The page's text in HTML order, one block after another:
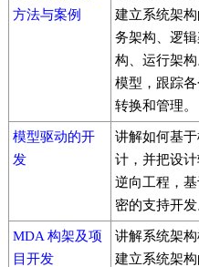
方法与案例
建立系统架
务架构、逻
构、运行架
模型，跟踪
转换和管理。
模型驱动的开
发
讲解如何基
计，并把设
逆向工程，
密的支持开发
MDA 构架及项
目开发
讲解系统架
建立系统架